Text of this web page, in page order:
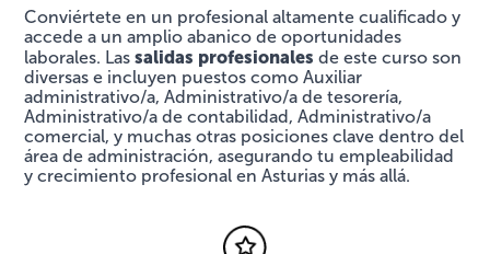
Conviértete en un profesional altamente cualificado y
accede a un amplio abanico de oportunidades
laborales. Lassalidas profesionales de este curso son
diversas e incluyen puestos como Auxiliar
administrativo/a, Administrativo/a de tesorería,
Administrativo/a de contabilidad, Administrativo/a
comercial, y muchas otras posiciones clave dentro del
área de administración, asegurando tu empleabilidad
y crecimiento profesional en Asturias y más allá.